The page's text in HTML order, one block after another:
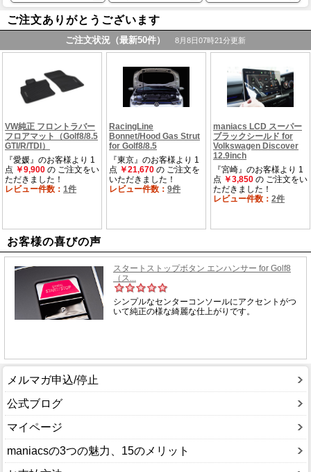
ご注文ありがとうございます
お客様の喜びの声
メルマガ申込/停止
公式ブログ
マイページ
maniacsの3つの魅力、15のメリット